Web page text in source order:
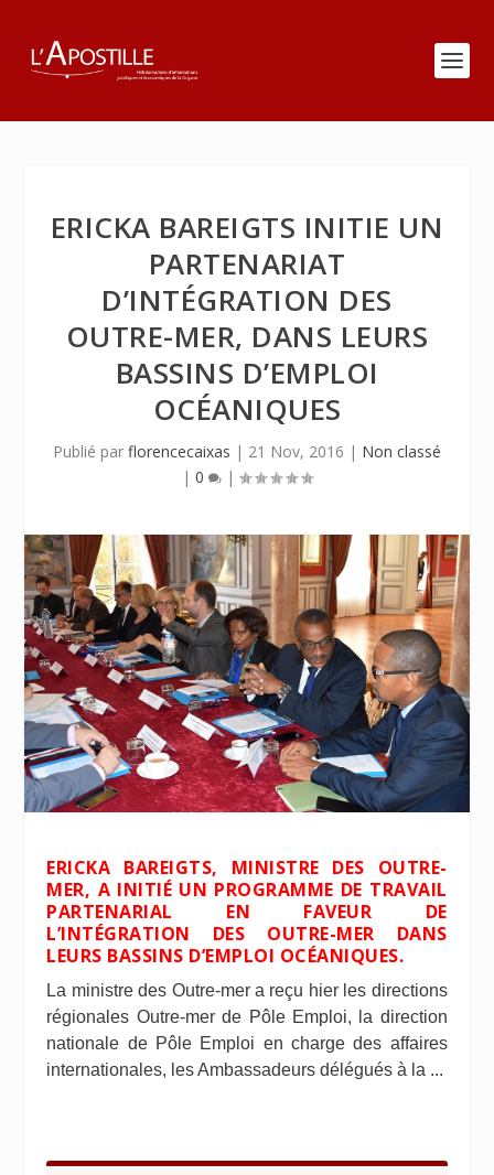
ERICKA BAREIGTS INITIE UN
PARTENARIAT
D’INTÉGRATION DES
OUTRE-MER, DANS LEURS
BASSINS D’EMPLOI
OCÉANIQUES
Publié par florencecaixas | 21 Nov, 2016 | Non classé
| 0 |
ERICKA BAREIGTS, MINISTRE DES OUTRE-
MER, A INITIÉ UN PROGRAMME DE TRAVAIL
PARTENARIAL EN FAVEUR DE
L’INTÉGRATION DES OUTRE-MER DANS
LEURS BASSINS D’EMPLOI OCÉANIQUES.
La ministre des Outre-mer a reçu hier les directions
régionales Outre-mer de Pôle Emploi, la direction
nationale de Pôle Emploi en charge des affaires
internationales, les Ambassadeurs délégués à la ...